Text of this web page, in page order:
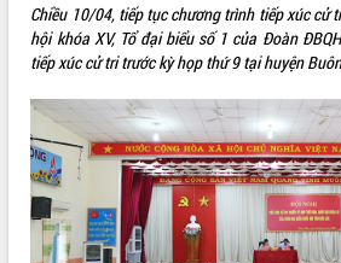
SỞ, BAN, NGÀNH
THÔNG TIN CHỈ ĐẠO ĐIỀU HÀNH
HỆ THỐNG VĂN BẢN
VĂN BẢN HĐND TỈNH
Chiều 10/04, tiếp tục chương trình tiếp xúc cử
hội khóa XV, Tổ đại biểu số 1 của Đoàn
tiếp xúc cử tri trước kỳ họp thứ 9 tại huyện